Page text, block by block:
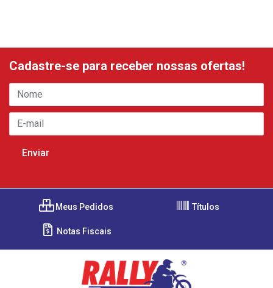
Cadastre-se para receber nossas ofertas!
Meus Pedidos Títulos
Notas Fiscais